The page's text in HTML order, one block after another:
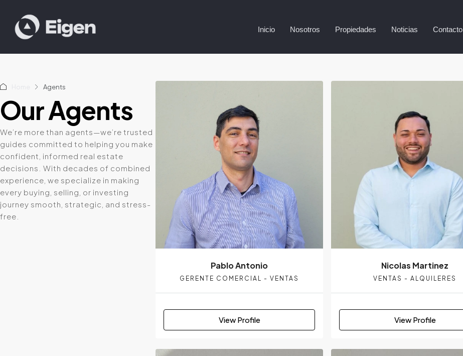
Inicio Nosotros Propiedades Noticias Contacto
Agents
Our Agents
We’re more than agents—we’re trusted
guides committed to helping you make
confident, informed real estate
decisions. With decades of combined
experience, we specialize in making
every buying, selling, or investing
journey smooth, strategic, and stress-
free.
Pablo Antonio
GERENTE COMERCIAL - VENTAS
View Profile
Nicolas Martinez
VENTAS - ALQUILERES
View Profile